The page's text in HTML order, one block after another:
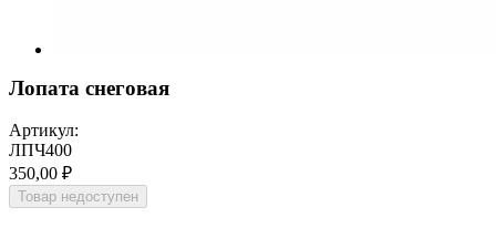
Лопата снеговая
Артикул:
ЛПЧ400
350,00 ₽
Товар недоступен